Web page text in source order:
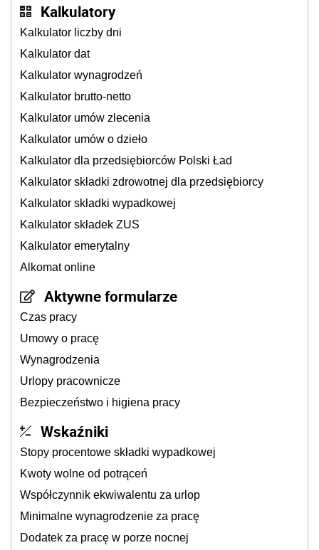
Kalkulatory
Kalkulator liczby dni
Kalkulator dat
Kalkulator wynagrodzeń
Kalkulator brutto-netto
Kalkulator umów zlecenia
Kalkulator umów o dzieło
Kalkulator dla przedsiębiorców Polski Ład
Kalkulator składki zdrowotnej dla przedsiębiorcy
Kalkulator składki wypadkowej
Kalkulator składek ZUS
Kalkulator emerytalny
Alkomat online
Aktywne formularze
Czas pracy
Umowy o pracę
Wynagrodzenia
Urlopy pracownicze
Bezpieczeństwo i higiena pracy
Wskaźniki
Stopy procentowe składki wypadkowej
Kwoty wolne od potrąceń
Współczynnik ekwiwalentu za urlop
Minimalne wynagrodzenie za pracę
Dodatek za pracę w porze nocnej